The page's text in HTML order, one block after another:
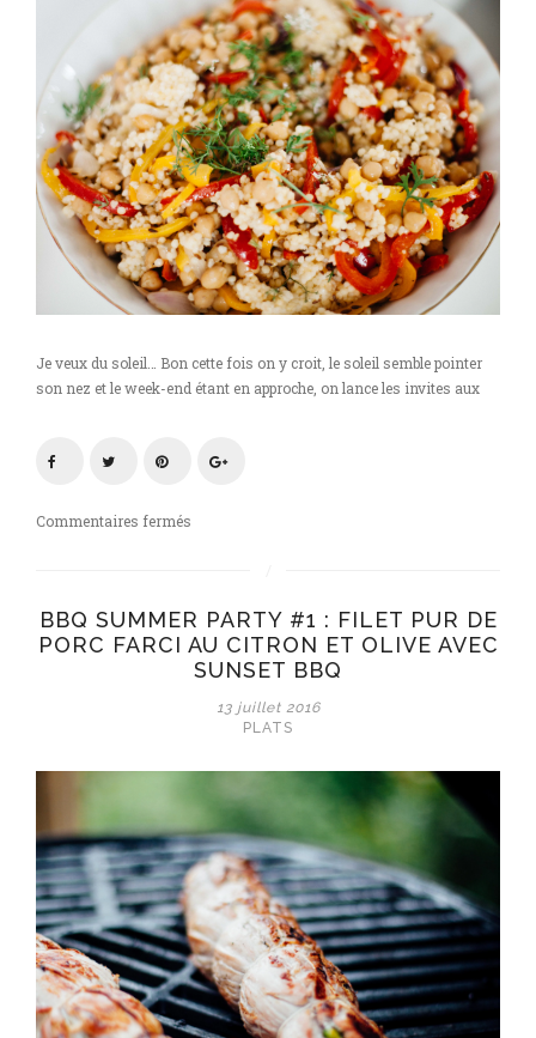
Je veux du soleil… Bon cette fois on y croit, le soleil semble pointer
son nez et le week-end étant en approche, on lance les invites aux
Commentaires fermés
chiches,
poivrons,
boulgour
cumin
BBQ SUMMER PARTY #1 : FILET PUR DE
PORC FARCI AU CITRON ET OLIVE AVEC
SUNSET BBQ
13 juillet 2016
PLATS